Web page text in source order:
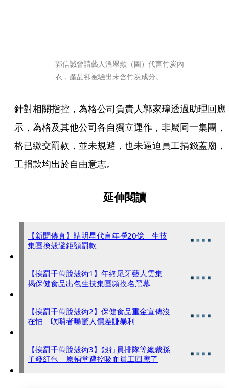
郭信誠曾請藝人溫翠蘋（圖）代言竹炭內
衣，產品卻被驗出未含竹炭成分。
針對相關指控，為格公司負責人郭家瑋透過助理回應
示，為格及其他公司各自獨立運作，非屬同一集團，
格已繳交罰款，並未規避，也未逼迫員工捐錢蓋廟，
工捐款均出於自由意志。
延伸閱讀
【新聞傳真】請明星代言年撈20億 生技
集團換殼避鉅額罰款
【挨罰千萬脫殼術1】年終尾牙藝人雲集
揭保健食品出包生技集團頻換名黑幕
【挨罰千萬脫殼術2】保健食品重金宣傳沒
在怕 吹哨者曝驚人價差賺暴利
【挨罰千萬脫殼術3】銀行員排隊等總裁孫
子發紅包 原輔堂遭控吸血員工回應了